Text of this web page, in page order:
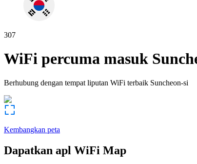
307
WiFi percuma masuk
Berhubung dengan tempat liputan WiFi terbaik Suncheon-si
Kembangkan peta
Dapatkan apl WiFi Map